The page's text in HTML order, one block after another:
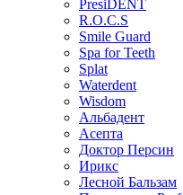
PresiDENT
R.O.C.S
Smile Guard
Spa for Teeth
Splat
Waterdent
Wisdom
Альбадент
Асепта
Доктор Персин
Ирикс
Лесной Бальзам